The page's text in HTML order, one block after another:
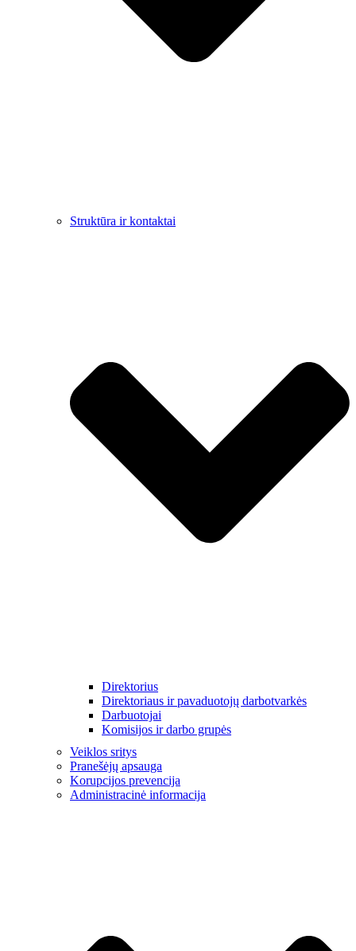
Struktūra ir kontaktai
Direktorius
Direktoriaus ir pavaduotojų darbotvarkės
Darbuotojai
Komisijos ir darbo grupės
Veiklos sritys
Pranešėjų apsauga
Korupcijos prevencija
Administracinė informacija